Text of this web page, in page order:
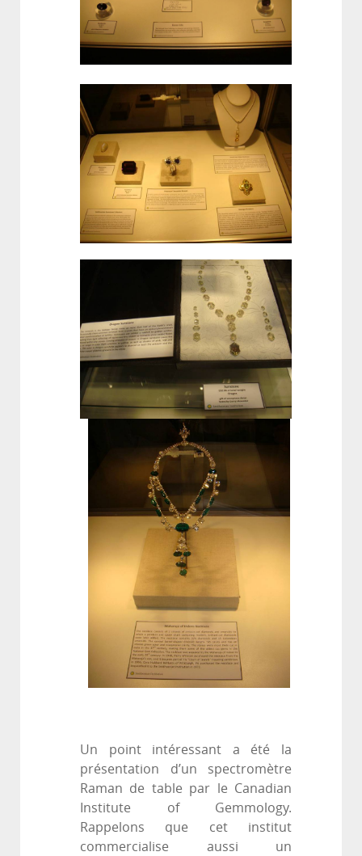
Un point intéressant a été la
présentation d’un spectromètre
Raman de table par le Canadian
Institute of Gemmology.
Rappelons que cet institut
commercialise aussi un